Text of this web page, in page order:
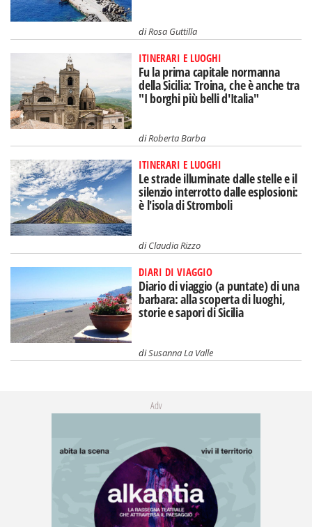
diRosa Guttilla
ITINERARI E LUOGHI
Fu la prima capitale normanna
della Sicilia: Troina, che è anche tra
"I borghi più belli d'Italia"
diRoberta Barba
ITINERARI E LUOGHI
Le strade illuminate dalle stelle e il
silenzio interrotto dalle esplosioni:
è l'isola di Stromboli
diClaudia Rizzo
DIARI DI VIAGGIO
Diario di viaggio (a puntate) di una
barbara: alla scoperta di luoghi,
storie e sapori di Sicilia
diSusanna La Valle
Adv